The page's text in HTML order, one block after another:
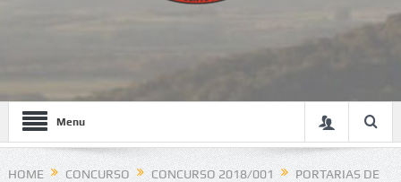
Menu
HOME CONCURSO CONCURSO 2018/001
PORTARIAS DE